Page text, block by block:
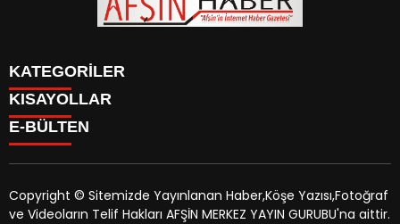
KATEGORİLER
SİYASET
EĞİTİM
MAGAZİN
MANŞETLER
KISAYOLLAR
SİYASET
EĞİTİM
KÜLTÜR SANAT
MAGAZİN
E-BÜLTEN
Copyright © Sitemizde Yayınlanan Haber,Köşe Yazısı,Fotoğraf
ve Videoların Telif Hakları AFŞİN MERKEZ YAYIN GURUBU'na aittir.